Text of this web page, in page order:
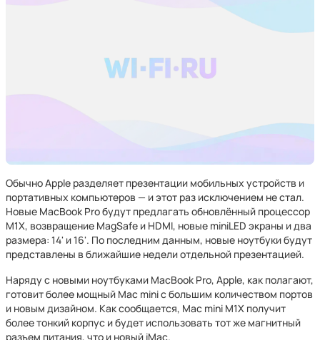
Обычно Apple разделяет презентации мобильных устройств и
портативных компьютеров — и этот раз исключением не стал.
Новые MacBook Pro будут предлагать обновлённый процессор
M1X, возвращение MagSafe и HDMI, новые miniLED экраны и два
размера: 14' и 16'. По последним данным, новые ноутбуки будут
представлены в ближайшие недели отдельной презентацией.
Наряду с новыми ноутбуками MacBook Pro, Apple, как полагают,
готовит более мощный Mac mini с большим количеством портов
и новым дизайном. Как сообщается, Mac mini M1X получит
более тонкий корпус и будет использовать тот же магнитный
разъем питания, что и новый iMac.